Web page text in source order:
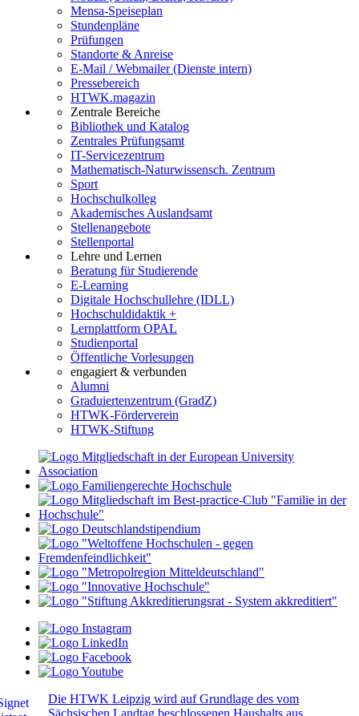
Mensa-Speiseplan
Stundenpläne
Prüfungen
Standorte & Anreise
E-Mail / Webmailer (Dienste intern)
Pressebereich
HTWK.magazin
Zentrale Bereiche
Bibliothek und Katalog
Zentrales Prüfungsamt
IT-Servicezentrum
Mathematisch-Naturwissensch. Zentrum
Sport
Hochschulkolleg
Akademisches Auslandsamt
Stellenangebote
Stellenportal
Lehre und Lernen
Beratung für Studierende
E-Learning
Digitale Hochschullehre (IDLL)
Hochschuldidaktik +
Lernplattform OPAL
Studienportal
Öffentliche Vorlesungen
engagiert & verbunden
Alumni
Graduiertenzentrum (GradZ)
HTWK-Förderverein
HTWK-Stiftung
Die HTWK Leipzig wird auf Grundlage des vom
Sächsischen Landtag beschlossenen Haushalts aus